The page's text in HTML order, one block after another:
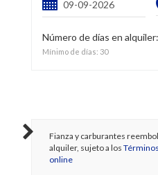
Número de días en alquiler:
Mínimo de días: 30
Fianza y carburantes
alquiler, sujeto a los
online